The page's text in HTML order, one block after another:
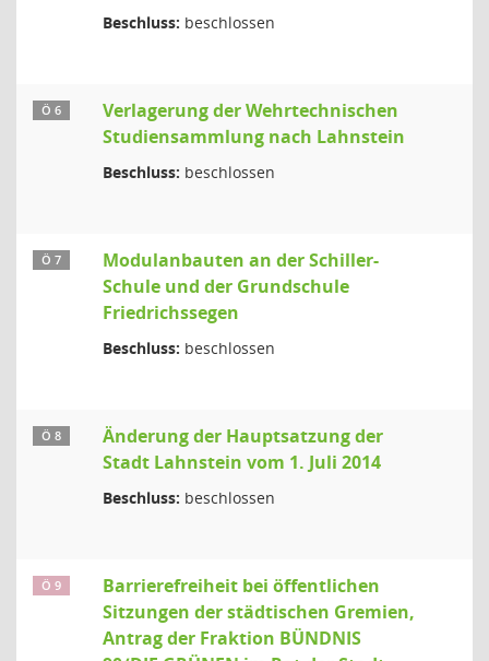
Beschluss: beschlossen
Ö 6
Verlagerung der Wehrtechnischen
Studiensammlung nach Lahnstein
Beschluss: beschlossen
Ö 7
Modulanbauten an der Schiller-
Schule und der Grundschule
Friedrichssegen
Beschluss: beschlossen
Ö 8
Änderung der Hauptsatzung der
Stadt Lahnstein vom 1. Juli 2014
Beschluss: beschlossen
Ö 9
Barrierefreiheit bei öffentlichen
Sitzungen der städtischen Gremien,
Antrag der Fraktion BÜNDNIS